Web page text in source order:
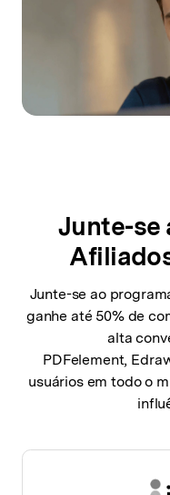
Junte-se
Junte-se ao
ganhe até 50% de
alta
PDFelement,
usuários em todo o